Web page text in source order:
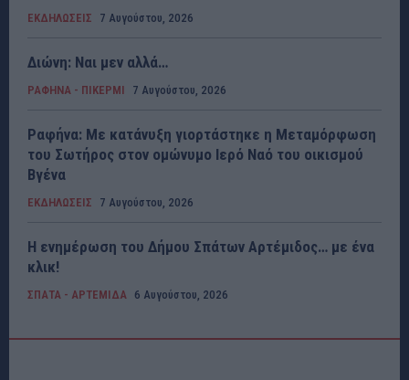
ΕΚΔΗΛΩΣΕΙΣ 7 Αυγούστου, 2026
Διώνη: Ναι μεν αλλά…
ΡΑΦΗΝΑ - ΠΙΚΕΡΜΙ 7 Αυγούστου, 2026
Ραφήνα: Με κατάνυξη γιορτάστηκε η Μεταμόρφωση
του Σωτήρος στον ομώνυμο Ιερό Ναό του οικισμού
Βγένα
ΕΚΔΗΛΩΣΕΙΣ 7 Αυγούστου, 2026
Η ενημέρωση του Δήμου Σπάτων Αρτέμιδος… με ένα
κλικ!
ΣΠΑΤΑ - ΑΡΤΕΜΙΔΑ 6 Αυγούστου, 2026